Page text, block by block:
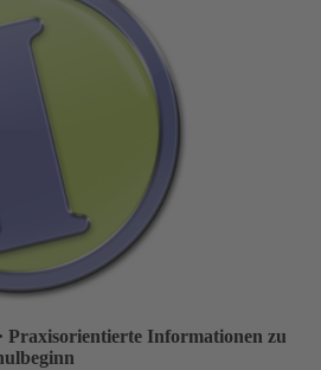
· Praxisorientierte Informationen zu